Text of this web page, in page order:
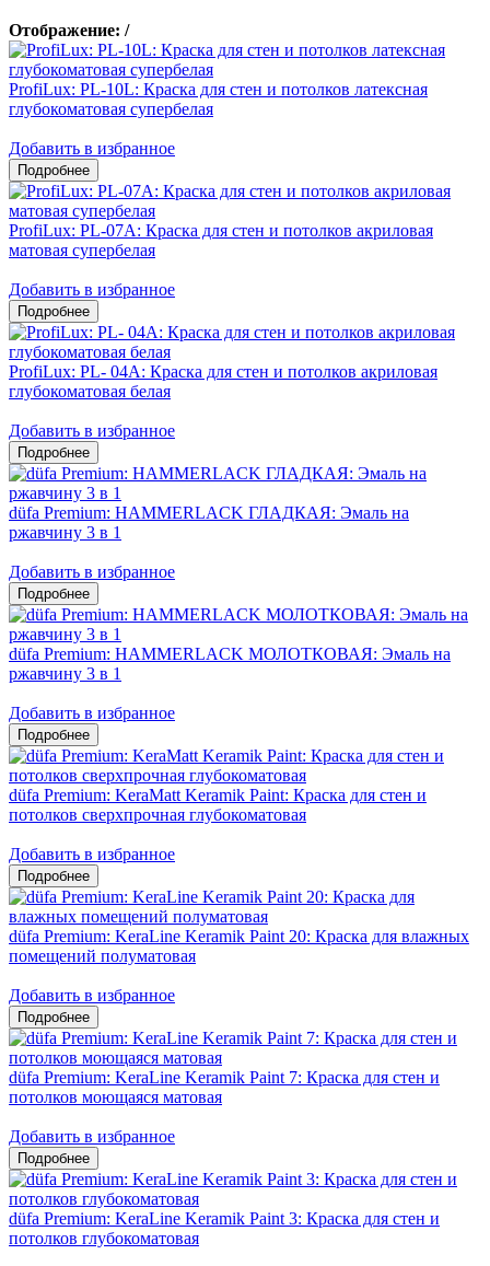
Отображение: /
ProfiLux: PL-10L: Краска для стен и потолков латексная
глубокоматовая супербелая
Добавить в избранное
ProfiLux: PL-07А: Краска для стен и потолков акриловая
матовая супербелая
Добавить в избранное
ProfiLux: PL- 04А: Краска для стен и потолков акриловая
глубокоматовая белая
Добавить в избранное
düfa Premium: HAMMERLACK ГЛАДКАЯ: Эмаль на
ржавчину 3 в 1
Добавить в избранное
düfa Premium: HAMMERLACK МОЛОТКОВАЯ: Эмаль на
ржавчину 3 в 1
Добавить в избранное
düfa Premium: KeraMatt Keramik Paint: Краска для стен и
потолков сверхпрочная глубокоматовая
Добавить в избранное
düfa Premium: KeraLine Keramik Paint 20: Краска для влажных
помещений полуматовая
Добавить в избранное
düfa Premium: KeraLine Keramik Paint 7: Краска для стен и
потолков моющаяся матовая
Добавить в избранное
düfa Premium: KeraLine Keramik Paint 3: Краска для стен и
потолков глубокоматовая